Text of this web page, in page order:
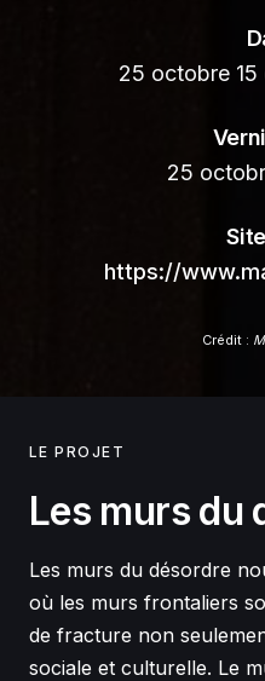
25 octobre
25
https://
Crédit :
LE PROJET
Les murs du
Les murs du désordre
où les murs frontaliers
de fracture non
sociale et culturelle. Le